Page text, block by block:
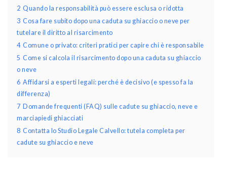
2 Quando la responsabilità può essere esclusa o ridotta
3 Cosa fare subito dopo una caduta su ghiaccio o neve per
tutelare il diritto al risarcimento
4 Comune o privato: criteri pratici per capire chi è responsabile
5 Come si calcola il risarcimento dopo una caduta su ghiaccio
o neve
6 Affidarsi a esperti legali: perché è decisivo (e spesso fa la
differenza)
7 Domande frequenti (FAQ) sulle cadute su ghiaccio, neve e
marciapiedi ghiacciati
8 Contatta lo Studio Legale Calvello: tutela completa per
cadute su ghiaccio e neve